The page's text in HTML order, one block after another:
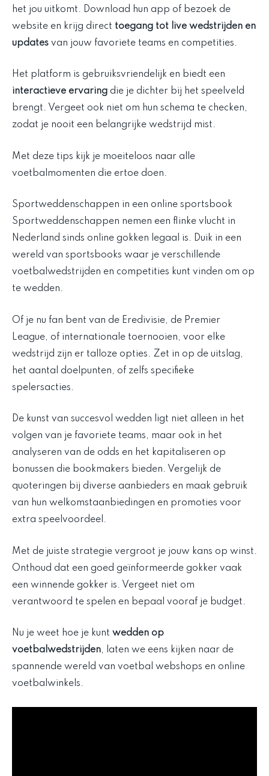
het jou uitkomt. Download hun app of bezoek de
website en krijg direct toegang tot live wedstrijden en
updates van jouw favoriete teams en competities.
Het platform is gebruiksvriendelijk en biedt een
interactieve ervaring die je dichter bij het speelveld
brengt. Vergeet ook niet om hun schema te checken,
zodat je nooit een belangrijke wedstrijd mist.
Met deze tips kijk je moeiteloos naar alle
voetbalmomenten die ertoe doen.
Sportweddenschappen in een online sportsbook
Sportweddenschappen nemen een flinke vlucht in
Nederland sinds online gokken legaal is. Duik in een
wereld van sportsbooks waar je verschillende
voetbalwedstrijden en competities kunt vinden om op
te wedden.
Of je nu fan bent van de Eredivisie, de Premier
League, of internationale toernooien, voor elke
wedstrijd zijn er talloze opties. Zet in op de uitslag,
het aantal doelpunten, of zelfs specifieke
spelersacties.
De kunst van succesvol wedden ligt niet alleen in het
volgen van je favoriete teams, maar ook in het
analyseren van de odds en het kapitaliseren op
bonussen die bookmakers bieden. Vergelijk de
quoteringen bij diverse aanbieders en maak gebruik
van hun welkomstaanbiedingen en promoties voor
extra speelvoordeel.
Met de juiste strategie vergroot je jouw kans op winst.
Onthoud dat een goed geïnformeerde gokker vaak
een winnende gokker is. Vergeet niet om
verantwoord te spelen en bepaal vooraf je budget.
Nu je weet hoe je kunt wedden op
voetbalwedstrijden, laten we eens kijken naar de
spannende wereld van voetbal webshops en online
voetbalwinkels.